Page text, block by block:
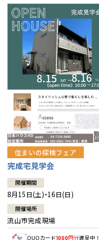
住まいの探検フェア
完成宅見学会
開催期間
8月15日(土)・16日(日)
開催場所
流山市完成現場
QUOカード1000円分進呈中！